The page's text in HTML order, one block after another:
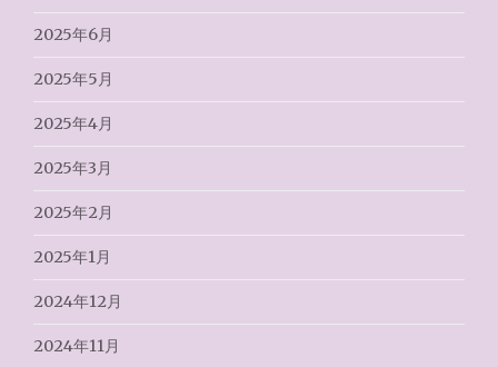
2025年6月
2025年5月
2025年4月
2025年3月
2025年2月
2025年1月
2024年12月
2024年11月